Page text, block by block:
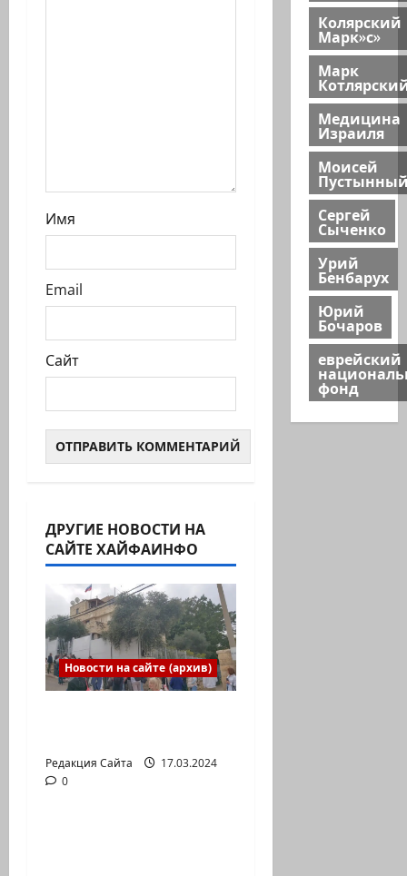
Имя
Email
Сайт
ДРУГИЕ НОВОСТИ НА
САЙТЕ ХАЙФАИНФО
Новости на сайте (архив)
Редакция Сайта
17.03.2024
0Новости на сайте (архив)
Колярский
Марк»с»
Марк
Медицина
Израиля
Моисей
Сергей
Сыченко
Урий
Бенбарух
Юрий
Бочаров
еврейский
фонд